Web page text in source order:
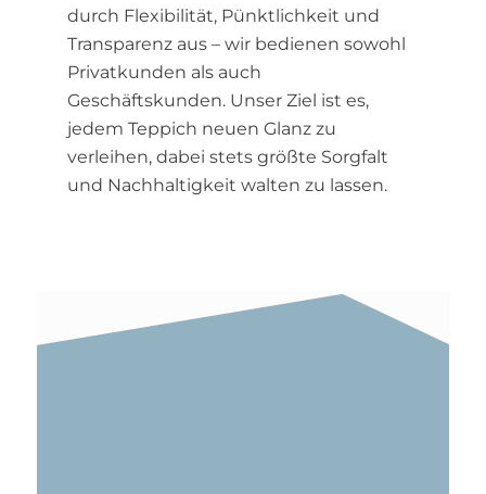
durch Flexibilität, Pünktlichkeit und
Transparenz aus – wir bedienen sowohl
Privatkunden als auch
Geschäftskunden. Unser Ziel ist es,
jedem Teppich neuen Glanz zu
verleihen, dabei stets größte Sorgfalt
und Nachhaltigkeit walten zu lassen.